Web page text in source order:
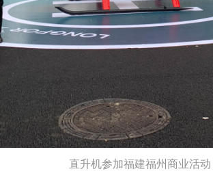
直升机参加福建福州商业活动